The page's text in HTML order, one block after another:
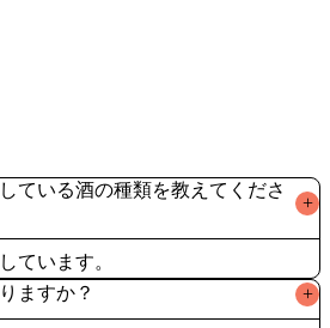
ている酒の種類を教えてくださ
+
ますか？ +